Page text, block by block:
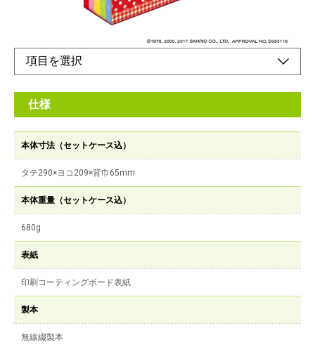
オンラインショップ
仕様
本体寸法（セットケース込）
タテ290×ヨコ209×背巾65mm
本体重量（セットケース込）
680g
表紙
印刷コーティングボード表紙
製本
無線綴製本